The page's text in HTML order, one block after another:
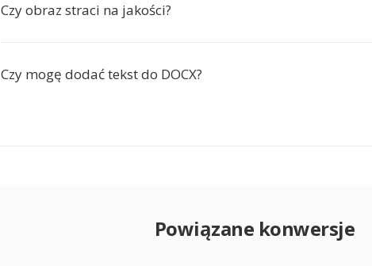
Czy obraz straci na jakości?
Czy mogę dodać tekst do DOCX?
Powiązane konwersje